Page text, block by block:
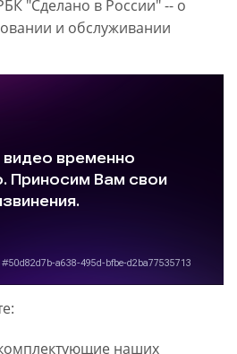
"Сделано в России" -- о
и обслуживании
наших